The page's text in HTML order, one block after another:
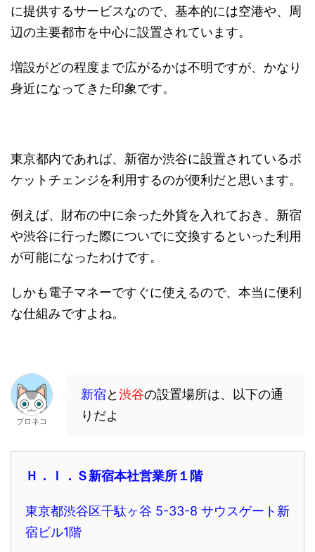
に提供するサービスなので、基本的には空港や、周
辺の主要都市を中心に設置されています。
増設がどの程度まで広がるかは不明ですが、かなり
身近になってきた印象です。
東京都内であれば、新宿か渋谷に設置されているポ
ケットチェンジを利用するのが便利だと思います。
例えば、財布の中に余った外貨を入れておき、新宿
や渋谷に行った際についでに交換するといった利用
が可能になったわけです。
しかも電子マネーですぐに使えるので、本当に便利
な仕組みですよね。
ブロネコ
新宿と渋谷の設置場所は、以下の通
りだよ
Ｈ．Ｉ．Ｓ新宿本社営業所１階
東京都渋谷区千駄ヶ谷 5-33-8 サウスゲート新
宿ビル1階